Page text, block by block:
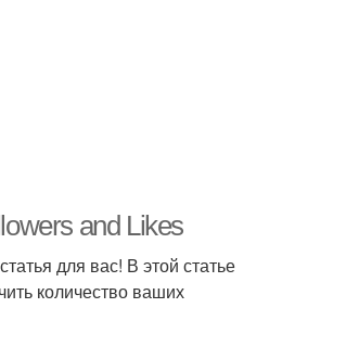
and Likes
для вас! В этой статье
количество ваших